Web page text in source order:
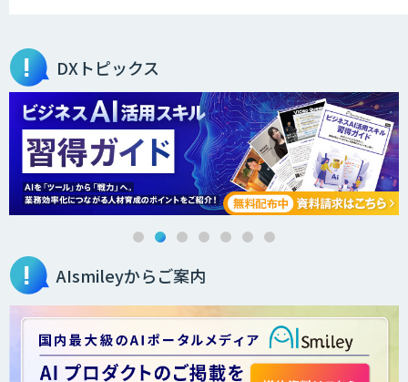
製造業特化の図面DXサービス「図面ベー
ス」
画像解析・デジタルツイン領域のAI開発
AI開発・伴走支援・内製化支援
DXセカンドオピニオン
DXトピックス
AIsmileyからご案内